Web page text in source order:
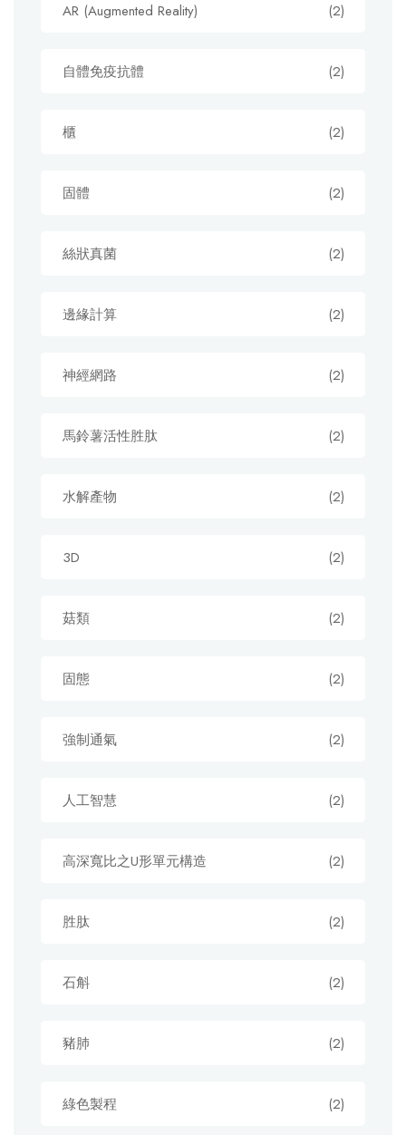
AR (Augmented Reality) (2)
自體免疫抗體 (2)
櫃 (2)
固體 (2)
絲狀真菌 (2)
邊緣計算 (2)
神經網路 (2)
馬鈴薯活性胜肽 (2)
水解產物 (2)
3D (2)
菇類 (2)
固態 (2)
強制通氣 (2)
人工智慧 (2)
高深寬比之U形單元構造 (2)
胜肽 (2)
石斛 (2)
豬肺 (2)
綠色製程 (2)